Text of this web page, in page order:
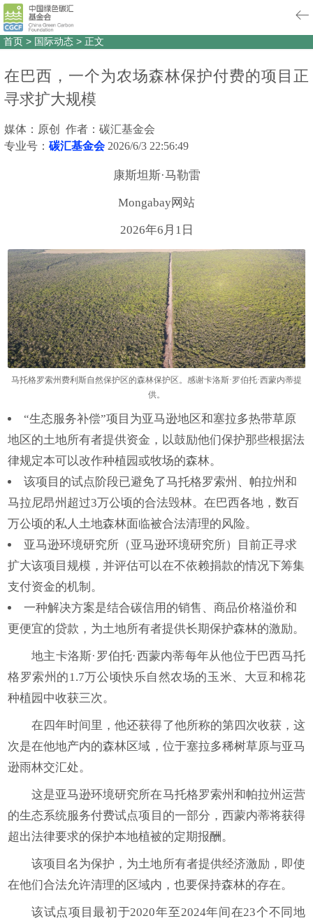
首页 > 国际动态 > 正文
在巴西，一个为农场森林保护付费的项目正
寻求扩大规模
媒体：原创 作者：碳汇基金会
专业号： 碳汇基金会 2026/6/3 22:56:49
康斯坦斯·马勒雷
Mongabay网站
2026年6月1日
马托格罗索州费利斯自然保护区的森林保护区。感谢卡洛斯·罗伯托·西蒙内蒂提
供。
“生态服务补偿”项目为亚马逊地区和塞拉多热带草原
地区的土地所有者提供资金，以鼓励他们保护那些根据法
律规定本可以改作种植园或牧场的森林。
该项目的试点阶段已避免了马托格罗索州、帕拉州和
马拉尼昂州超过3万公顷的合法毁林。在巴西各地，数百
万公顷的私人土地森林面临被合法清理的风险。
亚马逊环境研究所（亚马逊环境研究所）目前正寻求
扩大该项目规模，并评估可以在不依赖捐款的情况下筹集
支付资金的机制。
一种解决方案是结合碳信用的销售、商品价格溢价和
更便宜的贷款，为土地所有者提供长期保护森林的激励。
地主卡洛斯·罗伯托·西蒙内蒂每年从他位于巴西马托
格罗索州的1.7万公顷快乐自然农场的玉米、大豆和棉花
种植园中收获三次。
在四年时间里，他还获得了他所称的第四次收获，这
次是在他地产内的森林区域，位于塞拉多稀树草原与亚马
逊雨林交汇处。
这是亚马逊环境研究所在马托格罗索州和帕拉州运营
的生态系统服务付费试点项目的一部分，西蒙内蒂将获得
超出法律要求的保护本地植被的定期报酬。
该项目名为保护，为土地所有者提供经济激励，即使
在他们合法允许清理的区域内，也要保持森林的存在。
该试点项目最初于2020年至2024年间在23个不同地